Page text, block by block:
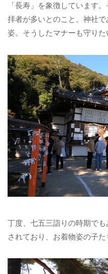
「長寿」を象徴しています
拝者が多いとのこと。神社
姿。そうしたマナーも守りた
丁度、七五三詣りの時期で
されており、お着物姿の子た